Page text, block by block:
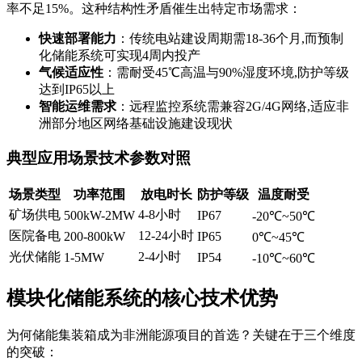
率不足15%。这种结构性矛盾催生出特定市场需求：
快速部署能力 ：传统电站建设周期需18-36个月,而预制
化储能系统可实现4周内投产
气候适应性 ：需耐受45℃高温与90%湿度环境,防护等级
达到IP65以上
智能运维需求：远程监控系统需兼容2G/4G网络,适应非
洲部分地区网络基础设施建设现状
典型应用场景技术参数对照
场景类型 功率范围 放电时长 防护等级
温度耐受
矿场供电 500kW-2MW 4-8小时 IP67
-20℃~50℃
医院备电 200-800kW 12-24小时 IP65
0℃~45℃
光伏储能 1-5MW 2-4小时 IP54 -10℃~60℃
模块化储能系统的核心技术优势
为何储能集装箱成为非洲能源项目的首选？关键在于三个维度
的突破：